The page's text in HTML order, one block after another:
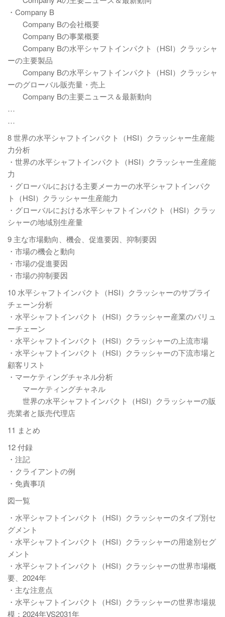
・Company B
Company Bの会社概要
Company Bの事業概要
Company Bの水平シャフトインパクト（HSI）クラッシャ
ーの主要製品
Company Bの水平シャフトインパクト（HSI）クラッシャ
ーのグローバル販売量・売上
Company Bの主要ニュース＆最新動向
…
…
8 世界の水平シャフトインパクト（HSI）クラッシャー生産能
力分析
・世界の水平シャフトインパクト（HSI）クラッシャー生産能
力
・グローバルにおける主要メーカーの水平シャフトインパク
ト（HSI）クラッシャー生産能力
・グローバルにおける水平シャフトインパクト（HSI）クラッ
シャーの地域別生産量
9 主な市場動向、機会、促進要因、抑制要因
・市場の機会と動向
・市場の促進要因
・市場の抑制要因
10 水平シャフトインパクト（HSI）クラッシャーのサプライ
チェーン分析
・水平シャフトインパクト（HSI）クラッシャー産業のバリュ
ーチェーン
・水平シャフトインパクト（HSI）クラッシャーの上流市場
・水平シャフトインパクト（HSI）クラッシャーの下流市場と
顧客リスト
・マーケティングチャネル分析
マーケティングチャネル
世界の水平シャフトインパクト（HSI）クラッシャーの販
売業者と販売代理店
11 まとめ
12 付録
・注記
・クライアントの例
・免責事項
図一覧
・水平シャフトインパクト（HSI）クラッシャーのタイプ別セ
グメント
・水平シャフトインパクト（HSI）クラッシャーの用途別セグ
メント
・水平シャフトインパクト（HSI）クラッシャーの世界市場概
要、2024年
・主な注意点
・水平シャフトインパクト（HSI）クラッシャーの世界市場規
模：2024年VS2031年